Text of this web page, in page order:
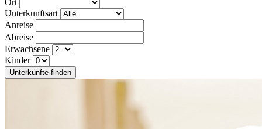
Ort
Unterkunftsart
Anreise
Abreise
Erwachsene
Kinder
Unterkünfte finden